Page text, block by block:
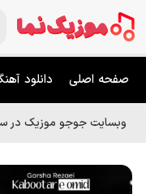
صفحه اصلی دانلود
وبسایت جوجو موزیک در